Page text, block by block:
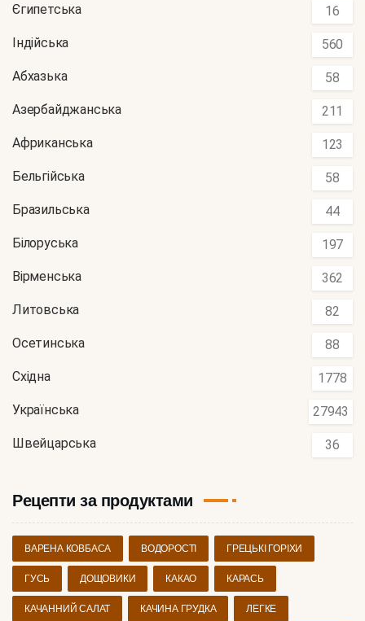
Єгипетська 16
Індійська 560
Абхазька 58
Азербайджанська 211
Африканська 123
Бельгійська 58
Бразильська 44
Білоруська 197
Вірменська 362
Литовська 82
Осетинська 88
Східна 1778
Українська 27943
Швейцарська 36
Рецепти за продуктами
ВАРЕНА КОВБАСА ВОДОРОСТІ ГРЕЦЬКІ ГОРІХИ
ГУСЬ ДОЩОВИКИ КАКАО КАРАСЬ
КАЧАННИЙ САЛАТ КАЧИНА ГРУДКА ЛЕГКЕ